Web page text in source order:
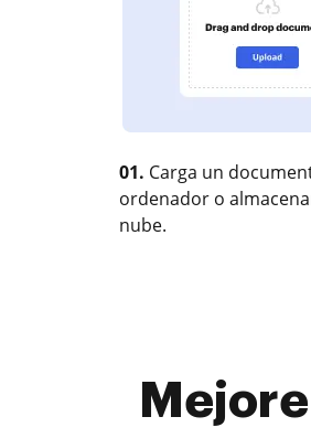
01. Carga un
ordenador o
nube.